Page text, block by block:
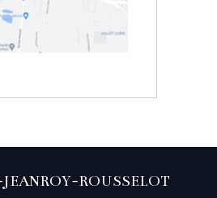
ROUSSELOT